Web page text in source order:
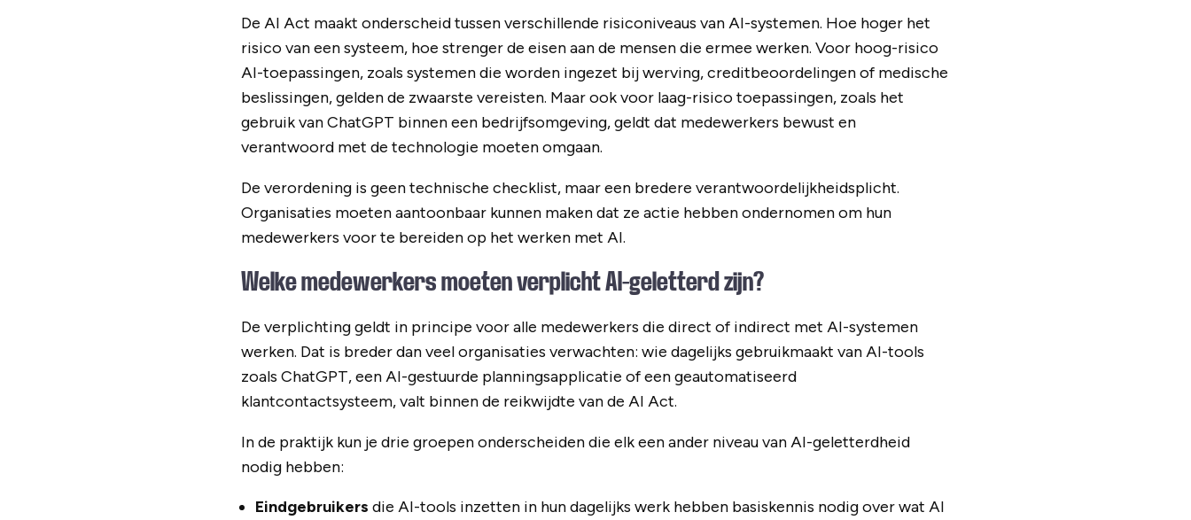
De AI Act maakt onderscheid tussen verschillende risiconiveaus van AI-systemen. Hoe hoger het
risico van een systeem, hoe strenger de eisen aan de mensen die ermee werken. Voor hoog-risico
AI-toepassingen, zoals systemen die worden ingezet bij werving, creditbeoordelingen of medische
beslissingen, gelden de zwaarste vereisten. Maar ook voor laag-risico toepassingen, zoals het
gebruik van ChatGPT binnen een bedrijfsomgeving, geldt dat medewerkers bewust en
verantwoord met de technologie moeten omgaan.
De verordening is geen technische checklist, maar een bredere verantwoordelijkheidsplicht.
Organisaties moeten aantoonbaar kunnen maken dat ze actie hebben ondernomen om hun
medewerkers voor te bereiden op het werken met AI.
Welke medewerkers moeten verplicht AI-geletterd zijn?
De verplichting geldt in principe voor alle medewerkers die direct of indirect met AI-systemen
werken. Dat is breder dan veel organisaties verwachten: wie dagelijks gebruikmaakt van AI-tools
zoals ChatGPT, een AI-gestuurde planningsapplicatie of een geautomatiseerd
klantcontactsysteem, valt binnen de reikwijdte van de AI Act.
In de praktijk kun je drie groepen onderscheiden die elk een ander niveau van AI-geletterdheid
nodig hebben:
Eindgebruikers die AI-tools inzetten in hun dagelijks werk hebben basiskennis nodig over wat AI